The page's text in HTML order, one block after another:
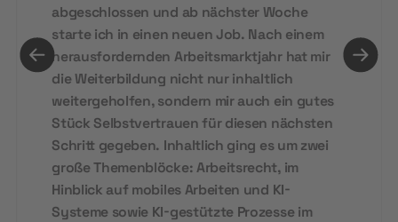
abgeschlossen und ab nächster Woche
starte ich in einen neuen Job. Nach einem
herausfordernden Arbeitsmarktjahr hat mir
die Weiterbildung nicht nur inhaltlich
weitergeholfen, sondern mir auch ein gutes
Stück Selbstvertrauen für diesen nächsten
Schritt gegeben. Inhaltlich ging es um zwei
große Themenblöcke: Arbeitsrecht, im
Hinblick auf mobiles Arbeiten und KI-
Systeme sowie KI-gestützte Prozesse im